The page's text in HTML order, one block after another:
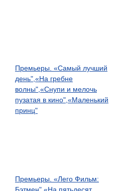
Премьеры. «Самый лучший
день",«На гребне
волны",«Снупи и мелочь
пузатая в кино",«Маленький
принц"
Премьеры. «Лего Фильм: